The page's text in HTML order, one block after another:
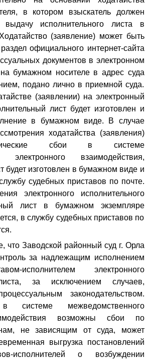
в котором взыскатель должен
исполнительного листа в
(заявление) может быть
официального интернет-сайта
документов в электронном
бумажном носителе в адрес суда
подано лично в приемной суда.
(заявлении) на электронный
лист будет изготовлен и
в бумажном виде. В случае
ходатайства (заявления)
сбои в системе
электронного взаимодействия,
будет изготовлен в бумажном виде и
судебных приставов по почте.
электронного исполнительного
лист в бумажном экземпляре
в службу судебных приставов по
Заводской районный суд г. Орла
за надлежащим исполнением
исполнителем электронного
за исключением случаев,
законодательством.
системе межведомственного
возможны сбои по
не зависящим от суда, может
выгрузка постановлений
исполнителей о возбуждении